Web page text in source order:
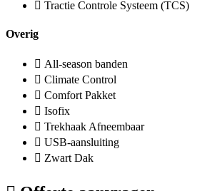
Tractie Controle Systeem (TCS)
Overig
All-season banden
Climate Control
Comfort Pakket
Isofix
Trekhaak Afneembaar
USB-aansluiting
Zwart Dak